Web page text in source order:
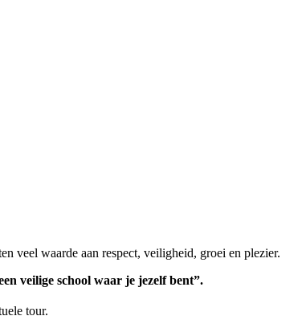
veel waarde aan respect, veiligheid, groei en plezier.
veilige school waar je jezelf bent”.
tour.